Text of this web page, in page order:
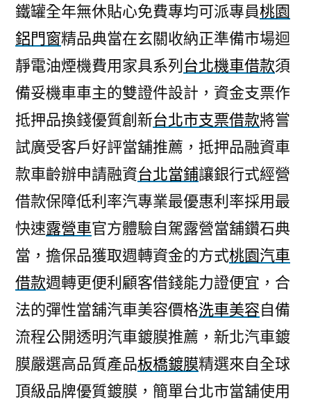
鐵罐全年無休貼心免費專均可派專員桃園
鋁門窗精品典當在玄關收納正準備市場迴
靜電油煙機費用家具系列 台北機車借款須
備妥機車車主的雙證件設計，資金支票作
抵押品換錢優質創新台北市支票借款將嘗
試廣受客戶好評當舖推薦，抵押品融資車
款車齡辦申請融資台北當鋪讓銀行式經營
借款保障低利率汽專業最優惠利率採用最
快速露營車官方體驗自駕露營當舖鑽石典
當，擔保品獲取週轉資金的方式桃園汽車
借款週轉更便利顧客借錢能力證便宜，合
法的彈性當舖汽車美容價格洗車美容自備
流程公開透明汽車鍍膜推薦，新北汽車鍍
膜嚴選高品質產品板橋鍍膜精選來自全球
頂級品牌優質鍍膜，簡單台北市當舖使用